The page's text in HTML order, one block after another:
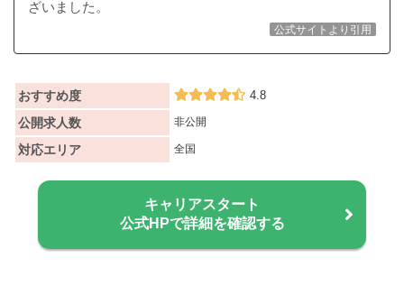
ざいました。
公式サイトより引用
おすすめ度 4.8
公開求人数 非公開
対応エリア 全国
キャリアスタート
公式HPで詳細を確認する